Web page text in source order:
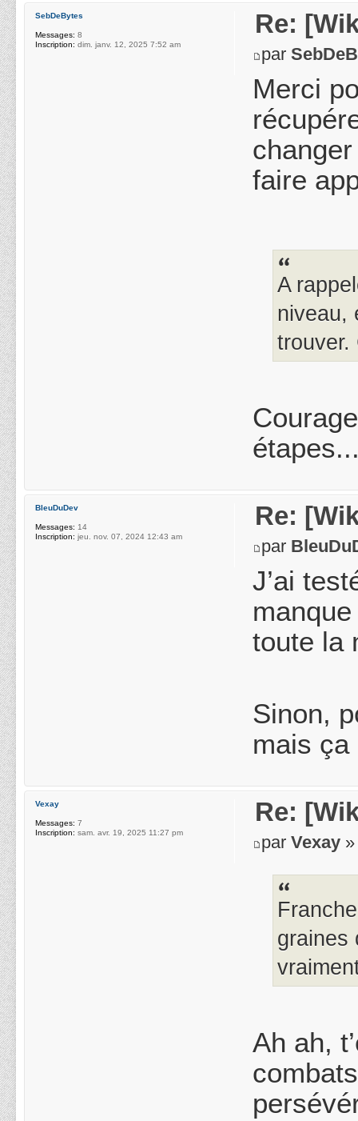
Re:
par
Merci
faire
A
niveau,
trouver.
SebDeBytes
Messages: 8
Inscription: dim. janv. 12, 2025 7:52 am
Re:
par
J’ai
toute la
Sinon,
mais ça
BleuDuDev
Messages: 14
Inscription: jeu. nov. 07, 2024 12:43 am
Re:
parVexay
graines
Ah ah,
Vexay
Messages: 7
Inscription: sam. avr. 19, 2025 11:27 pm